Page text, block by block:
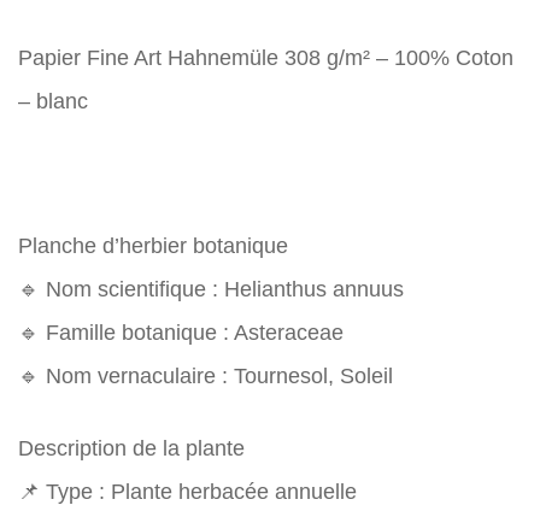
Papier Fine Art Hahnemüle 308 g/m² – 100% Coton
– blanc
Planche d’herbier botanique
🔹 Nom scientifique : Helianthus annuus
🔹 Famille botanique : Asteraceae
🔹 Nom vernaculaire : Tournesol, Soleil
Description de la plante
📌 Type : Plante herbacée annuelle